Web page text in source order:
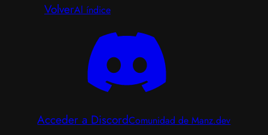
VolverAl índice
Acceder a DiscordComunidad de Manz.dev